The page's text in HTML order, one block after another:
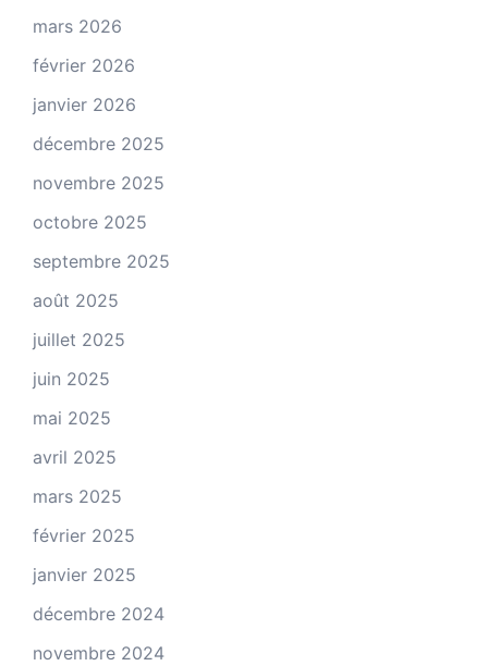
mars 2026
février 2026
janvier 2026
décembre 2025
novembre 2025
octobre 2025
septembre 2025
août 2025
juillet 2025
juin 2025
mai 2025
avril 2025
mars 2025
février 2025
janvier 2025
décembre 2024
novembre 2024